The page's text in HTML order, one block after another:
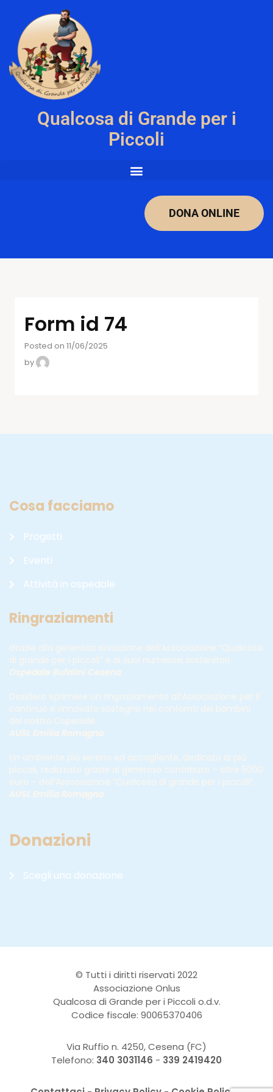
Qualcosa di Grande per i
Piccoli
DONA ONLINE
Form id 74
Posted on 11/06/2025
by
Cosa facciamo
Progetti
Eventi
Attività in ospedale
Ringraziamenti
Grazie alla generosa donazione dell’Associazione “Qualcosa
di grande per i piccoli” e ai suoi numerosi sostenitori.
Ospedale Bufalini Cesena
Desidero eprimere un ringraziamento all’Associazione per il
continuo e rinnovato sostegno nei confornti dei bambini
del nostro Ospedale
AUSL Emilia Romagna
Un ambiente più sereno ed accogliente, dedicato ai più
piccoli, realizzato grazie al generoso contributo – oltre 5000
euro – dell’Associazione “Qualcosa di grande per i piccoli”.
AUSL Emilia Romagna
Donazioni
Scegli una donazione
© Tutti i diritti riservati 2022
Associazione Onlus
Qualcosa di Grande per i Piccoli o.d.v.
Codice fiscale: 90065370406
Via Ruffio n. 4250, Cesena (FC)
Telefono: 340 3031146 - 339 2419420